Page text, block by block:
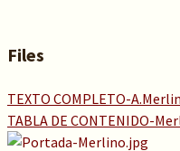
Files
TEXTO COMPLETO-
TABLA DE CONTENIDO-